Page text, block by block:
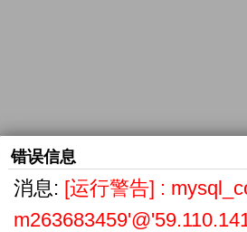
错误信息
消息: [运行警告] :